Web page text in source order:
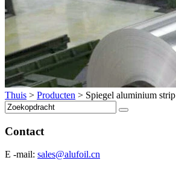
Thuis > Producten > Spiegel aluminium strip
Contact
E -mail: sales@alufoil.cn